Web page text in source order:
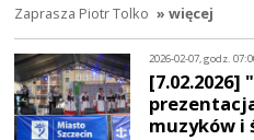
Zaprasza Piotr Tolko » więcej
2026-02-07, godz.
[7.02.2026]
muzyków i